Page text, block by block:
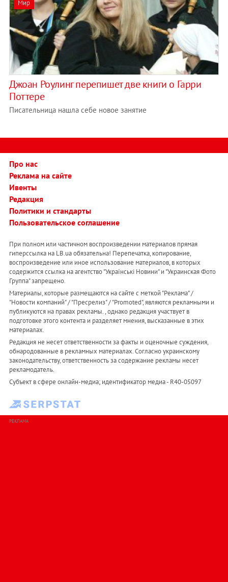
Мир
Джоан Роулинг перепишет две книги о Гарри
Поттере
Писательница нашла себе новое занятие
Про нас
Реклама на сайте
Ивенты
Редакция
Политики и стандарты
Пользовательское соглашение
При полном или частичном воспроизведении материалов прямая
гиперссылка на LB.ua обязательна! Перепечатка, копирование,
воспроизведение или иное использование материалов, в которых
содержится ссылка на агентство "Українськi Новини" и "Украинская Фото
Группа" запрещено.
Материалы, которые размещаются на сайте с меткой "Реклама" /
"Новости компаний" / "Пресрелиз" / "Promoted", являются рекламными и
публикуются на правах рекламы. , однако редакция участвует в
подготовке этого контента и разделяет мнения, высказанные в этих
материалах.
Редакция не несет ответственности за факты и оценочные суждения,
обнародованные в рекламных материалах. Согласно украинскому
законодательству, ответственность за содержание рекламы несет
рекламодатель.
Субъект в сфере онлайн-медиа; идентификатор медиа - R40-05097
РЕКЛАМА